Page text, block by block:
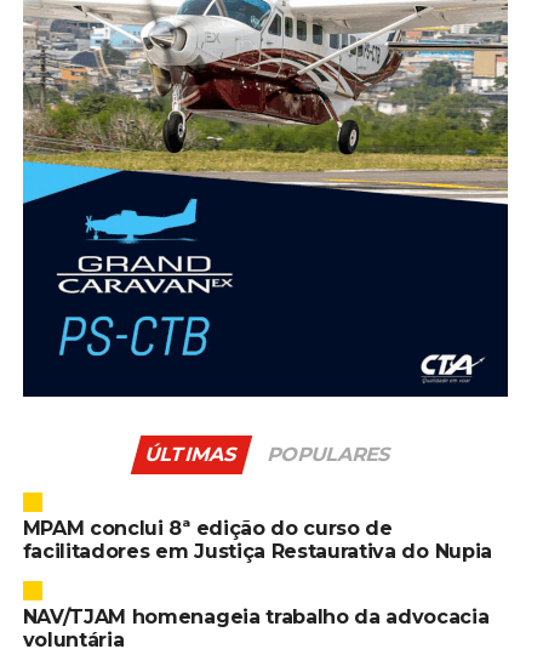
ÚLTIMAS POPULARES
MPAM conclui 8ª edição do curso de
facilitadores em Justiça Restaurativa do Nupia
NAV/TJAM homenageia trabalho da advocacia
voluntária